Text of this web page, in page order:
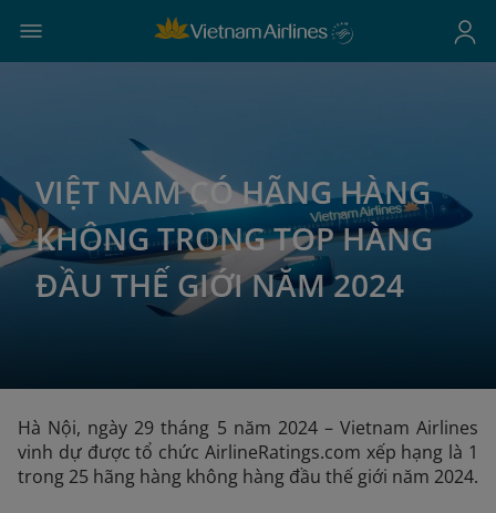
VIỆT NAM CÓ HÃNG HÀNG
KHÔNG TRONG TOP HÀNG
ĐẦU THẾ GIỚI NĂM 2024
Hà Nội, ngày 29 tháng 5 năm 2024 – Vietnam Airlines
vinh dự được tổ chức AirlineRatings.com xếp hạng là 1
trong 25 hãng hàng không hàng đầu thế giới năm 2024.